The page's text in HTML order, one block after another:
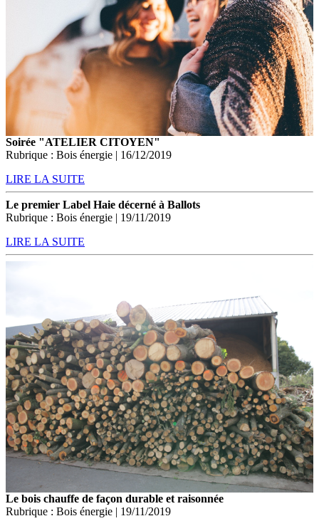
Soirée "ATELIER CITOYEN"
Rubrique : Bois énergie | 16/12/2019
LIRE LA SUITE
Le premier Label Haie décerné à Ballots
Rubrique : Bois énergie | 19/11/2019
LIRE LA SUITE
Le bois chauffe de façon durable et raisonnée
Rubrique : Bois énergie | 19/11/2019